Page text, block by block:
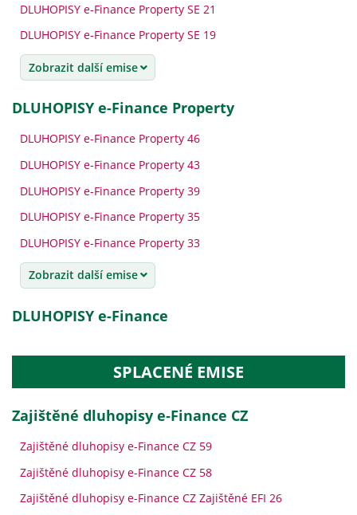
DLUHOPISY e-Finance Property SE 21
DLUHOPISY e-Finance Property SE 19
Zobrazit další emise
DLUHOPISY e-Finance Property
DLUHOPISY e-Finance Property 46
DLUHOPISY e-Finance Property 43
DLUHOPISY e-Finance Property 39
DLUHOPISY e-Finance Property 35
DLUHOPISY e-Finance Property 33
Zobrazit další emise
DLUHOPISY e-Finance
SPLACENÉ EMISE
Zajištěné dluhopisy e‑Finance CZ
Zajištěné dluhopisy e-Finance CZ 59
Zajištěné dluhopisy e-Finance CZ 58
Zajištěné dluhopisy e-Finance CZ Zajištěné EFI 26